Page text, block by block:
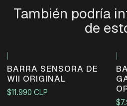
También podría
de
BARRA SENSORA DE
WII ORIGINAL
$11.990 CLP